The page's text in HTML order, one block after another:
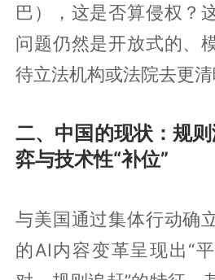
巴），这是否算侵权？
问题仍然是开放式的、
待立法机构或法院去更清
二、中国的现状：规
弈与技术性“补位”
与美国通过集体行动确
的AI内容变革呈现出“